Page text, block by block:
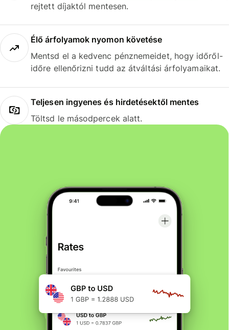
rejtett díjaktól mentesen.
Élő árfolyamok nyomon követése
Mentsd el a kedvenc pénznemeidet, hogy időről-
időre ellenőrizni tudd az átváltási árfolyamaikat.
Teljesen ingyenes és hirdetésektől mentes
Töltsd le másodpercek alatt.